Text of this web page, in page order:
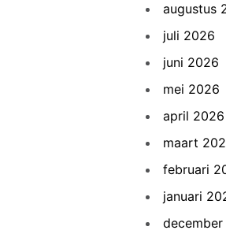
augustus
juli 2026
juni 2026
mei 2026
april 2026
maart
februari
januari